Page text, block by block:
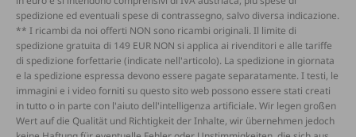
spedizione ed eventuali spese di contrassegno, salvo diversa indicazione.
** I ricambi da noi offerti NON sono ricambi originali. Il limite di
spedizione gratuita di 149 EUR NON si applica ai rivenditori e alle tariffe
di spedizione forfettarie (indicate nell'articolo). La spedizione in giornata
e la spedizione espressa devono essere pagate separatamente. I testi, le
immagini e i video forniti su questo sito web possono essere stati creati
in tutto o in parte con l'aiuto dell'intelligenza artificiale. Wir legen großen
Wert auf die Qualität und Richtigkeit der Inhalte, wir übernehmen jedoch